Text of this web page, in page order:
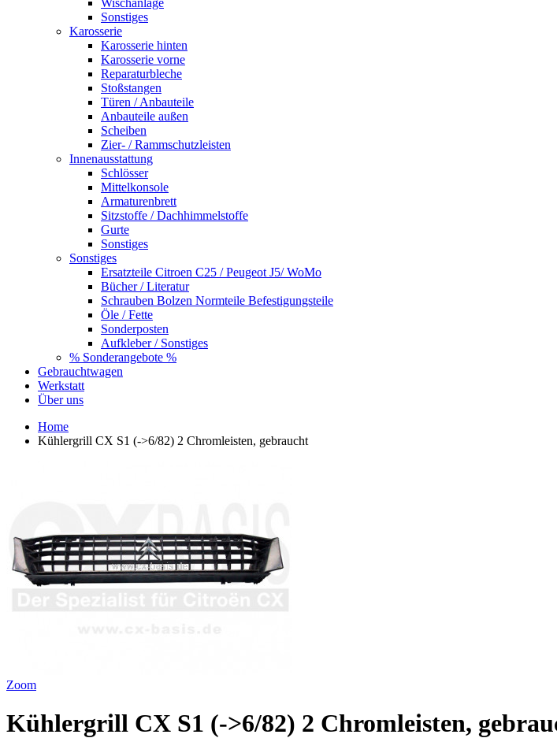
Sonstiges
Karosserie
Karosserie hinten
Karosserie vorne
Reparaturbleche
Stoßstangen
Türen / Anbauteile
Anbauteile außen
Scheiben
Zier- / Rammschutzleisten
Innenausstattung
Schlösser
Mittelkonsole
Armaturenbrett
Sitzstoffe / Dachhimmelstoffe
Gurte
Sonstiges
Sonstiges
Ersatzteile Citroen C25 / Peugeot J5/ WoMo
Bücher / Literatur
Schrauben Bolzen Normteile Befestigungsteile
Öle / Fette
Sonderposten
Aufkleber / Sonstiges
% Sonderangebote %
Gebrauchtwagen
Werkstatt
Über uns
Home
Kühlergrill CX S1 (->6/82) 2 Chromleisten, gebraucht
Zoom
Kühlergrill CX S1 (->6/82) 2 Chromleisten,